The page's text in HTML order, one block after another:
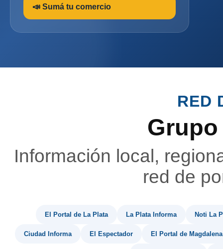
📣 Sumá tu comercio
RED
Información local,
red de
El Portal de La Plata La Plata Informa Noti La
Ciudad Informa El Espectador El Portal de Magdalena